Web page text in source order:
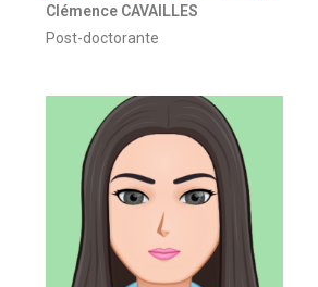
Clémence CAVAILLES
Post-doctorante